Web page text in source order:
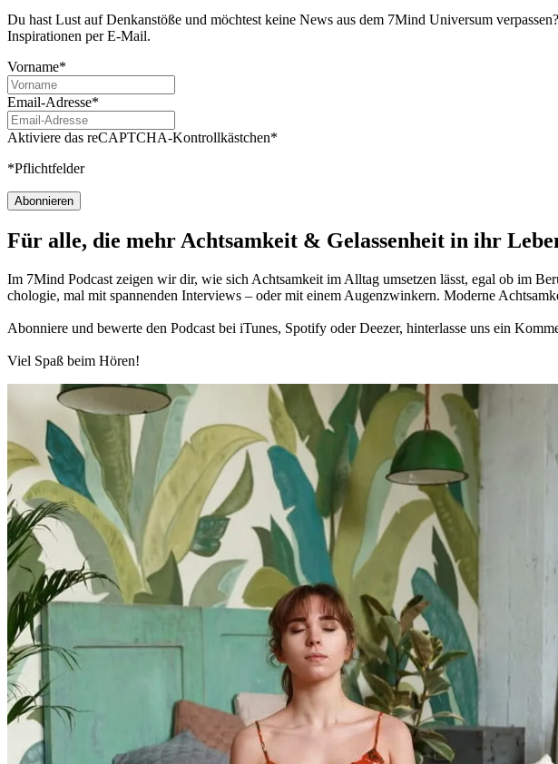
Du hast Lust auf Denkanstöße und möchtest keine News aus dem 7Mind Universum
Inspirationen per E-Mail.
Vorname*
Email-Adresse*
Aktiviere das reCAPTCHA-Kontrollkästchen*
*Pflichtfelder
Abonnieren
Für alle, die mehr Acht­sam­keit & Gelas­sen­heit in ihr
Im 7Mind Pod­cast zeigen wir dir, wie sich Acht­sam­keit im Alltag umset­zen lässt, egal ob im
cho­lo­gie, mal mit spannenden Interviews – oder mit einem Augen­zwin­kern. Moderne
Abon­niere und bewerte den Pod­cast bei iTunes, Spo­tify oder Deezer, hin­ter­lasse uns ein
Viel Spaß beim Hören!